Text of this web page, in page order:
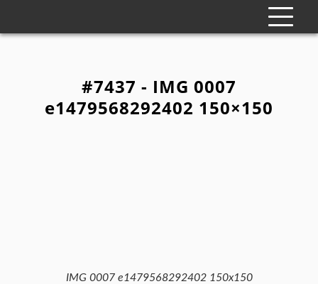
#7437 - IMG 0007
e1479568292402 150×150
IMG 0007 e1479568292402 150x150